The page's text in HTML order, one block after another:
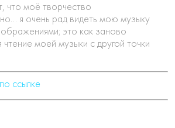
что моё творчество
я очень рад видеть мою музыку
это как заново
чтение моей музыки с другой точки
ссылке